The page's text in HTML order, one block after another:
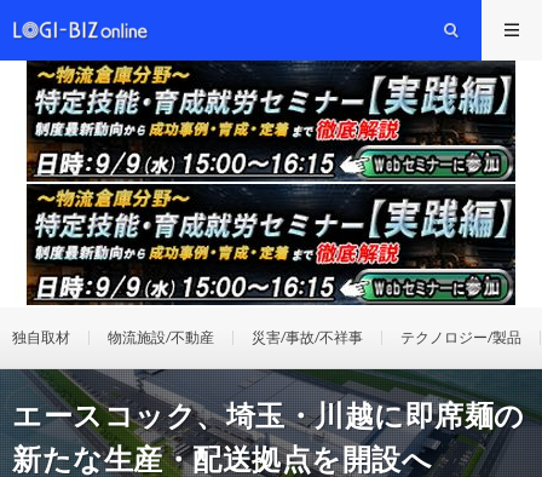
独自取材 物流施設/不動産 災害/事故/不祥事 テクノロジー/製品
エースコック、埼玉・川越に即席麺の
新たな生産・配送拠点を開設へ